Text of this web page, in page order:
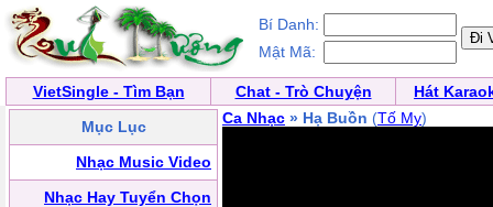
Bí Danh:
Mật Mã:
VietSingle - Tìm Bạn Chat - Trò Chuyện
Hát
Mục Lục
Nhạc Music Video
Nhạc Hay Tuyển Chọn
Ca Nhạc » Hạ Buồn (Tố My)